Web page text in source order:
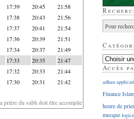
17:39 20:45 21:58
17:38 20:43 21:56
17:37 20:41 21:54
17:36 20:39 21:51
17:34 20:37 21:49
17:33 20:35 21:47
17:32 20:33 21:44
17:30 20:31 21:42
prière du subh doit être accomplie
Accès
adhan
Finance
heure de
mecque